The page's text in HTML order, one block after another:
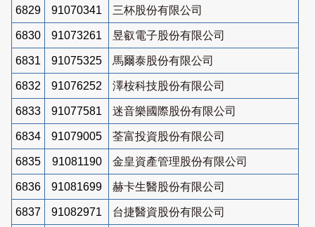
6829 91070341 三杯股份有限公司
6830 91073261 昱叡電子股份有限公司
6831 91075325 馬爾泰股份有限公司
6832 91076252 澤桉科技股份有限公司
6833 91077581 迷音樂國際股份有限公司
6834 91079005 荃富投資股份有限公司
6835 91081190 金皇資產管理股份有限公司
6836 91081699 赫卡生醫股份有限公司
6837 91082971 台捷醫資股份有限公司